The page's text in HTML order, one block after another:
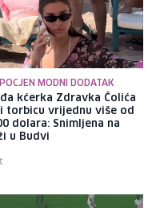
MODNI DODATAK
kćerka Zdravka Čolića
torbicu vrijednu više od
dolara: Snimljena na
u Budvi